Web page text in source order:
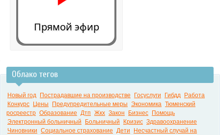
Прямой эфир
Облако тегов
Новый год Пострадавшие на производстве Госуслуги Гибдд
Работа
Конкурс
Цены Предупредительные меры Экономика Тюменский
росреестр Образование Дтп Жкх Закон Бизнес
Помощь
Электронный больничный
Больничный Кризис Здравоохранение
Чиновники Социальное страхование Дети
Несчастный случай на